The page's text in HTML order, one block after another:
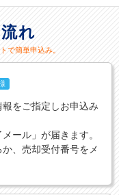
れ
で簡単申込み。
をご指定しお申込み
ール」が届きます。
、売却受付番号をメ